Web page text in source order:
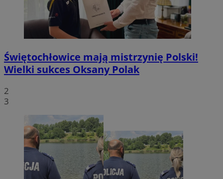
Świętochłowice mają mistrzynię Polski!
Wielki sukces Oksany Polak
2
3